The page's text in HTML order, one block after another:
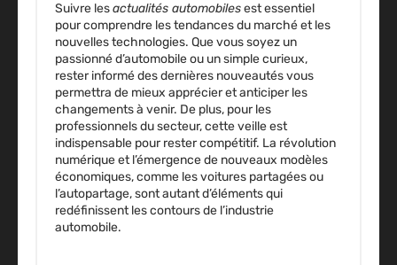
Suivre lesactualités automobilesest essentiel
pour comprendre les tendances du marché et les
nouvelles technologies. Que vous soyez un
passionné d’automobile ou un simple curieux,
rester informé des dernières nouveautés vous
permettra de mieux apprécier et anticiper les
changements à venir. De plus, pour les
professionnels du secteur, cette veille est
indispensable pour rester compétitif. La révolution
numérique et l’émergence de nouveaux modèles
économiques, comme les voitures partagées ou
l’autopartage, sont autant d’éléments qui
redéfinissent les contours de l’industrie
automobile.